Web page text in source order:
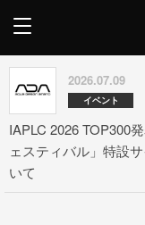
2026.07.09
イベント
IAPLC 2026 TOP300
ェスティバル」特設
いて